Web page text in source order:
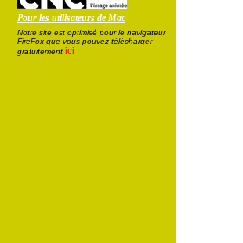
Pour les utilisateurs de Mac
Notre site est optimisé pour le navigateur
FireFox que vous pouvez télécharger
gratuitement ici